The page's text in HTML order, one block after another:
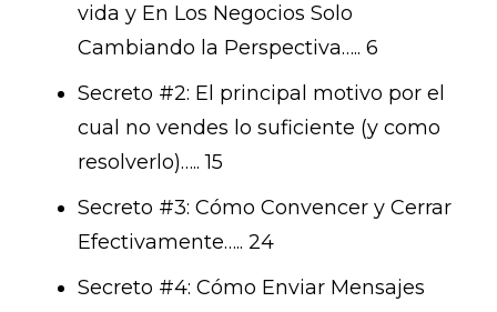
vida y En Los Negocios Solo
Cambiando la Perspectiva….. 6
Secreto #2: El principal motivo por el
cual no vendes lo suficiente (y como
resolverlo)….. 15
Secreto #3: Cómo Convencer y Cerrar
Efectivamente….. 24
Secreto #4: Cómo Enviar Mensajes